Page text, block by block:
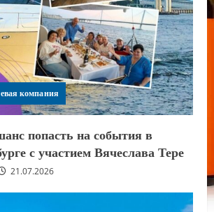
компания
попасть на события в
с участием Вячеслава Тере
21.07.2026